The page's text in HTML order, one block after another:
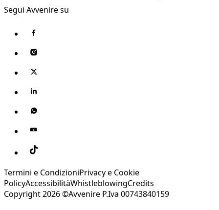
Segui Avvenire su
Termini e CondizioniPrivacy e Cookie
PolicyAccessibilitàWhistleblowingCredits
Copyright 2026 ©Avvenire P.Iva 00743840159